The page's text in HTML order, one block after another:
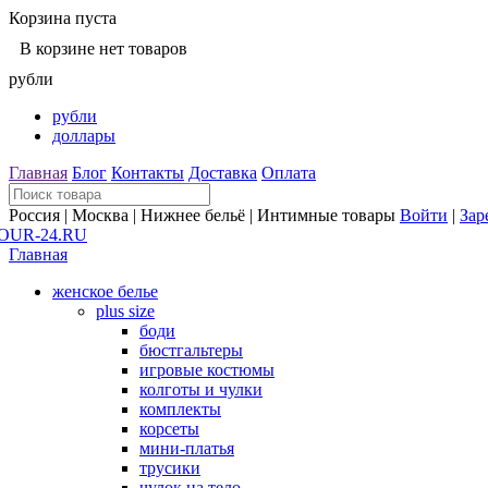
Корзина пуста
В корзине нет товаров
рубли
рубли
доллары
Главная Блог Контакты Доставка Оплата
Россия | Москва | Нижнее бельё | Интимные товары Войти |
Главная
женское белье
plus size
боди
бюстгальтеры
игровые костюмы
колготы и чулки
комплекты
корсеты
мини-платья
трусики